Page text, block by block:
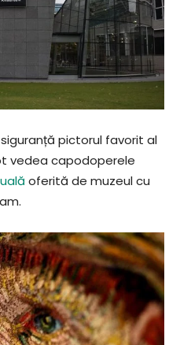
pictorul favorit al
vedea capodoperele
oferită de muzeul cu